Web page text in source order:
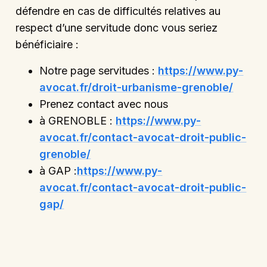
défendre en cas de difficultés relatives au
respect d’une servitude donc vous seriez
bénéficiaire :
Notre page servitudes : https://www.py-
avocat.fr/droit-urbanisme-grenoble/
Prenez contact avec nous
à GRENOBLE : https://www.py-
avocat.fr/contact-avocat-droit-public-
grenoble/
à GAP :https://www.py-
avocat.fr/contact-avocat-droit-public-
gap/